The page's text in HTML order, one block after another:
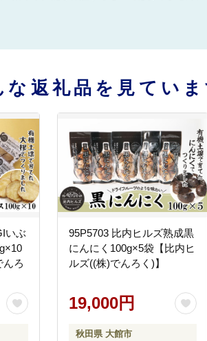
返礼品を見ていま
いぶ
んろ
95P5703 比内ヒルズ熟成黒
にんにく100g×5袋【比内ヒ
ルズ((株)でんろく)】
19,000円
秋田県 大館市